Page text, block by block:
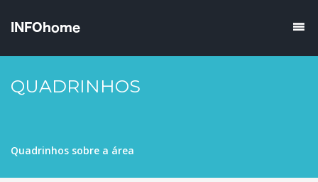
QUADRINHOS
Quadrinhos sobre a área